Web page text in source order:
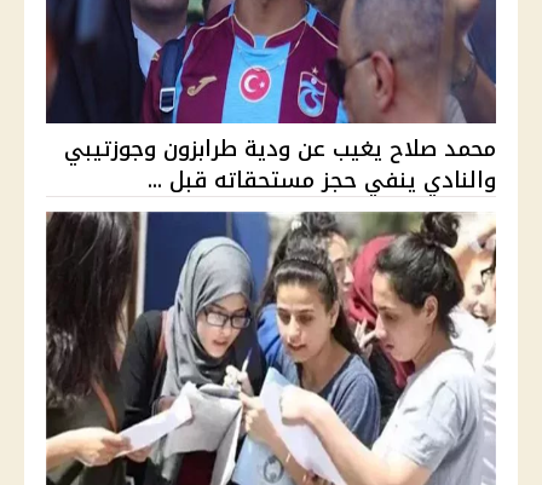
محمد صلاح يغيب عن ودية طرابزون وجوزتيبي
والنادي ينفي حجز مستحقاته قبل ...